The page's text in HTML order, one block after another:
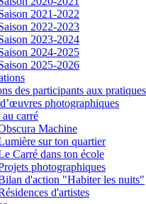
2021-2022
2022-2023
2023-2024
2024-2025
2025-2026
des participants aux
photographiques
au carré
Machine
sur ton quartier
Carré dans ton école
photographiques
d'action "Habiter les nuits"
d'artistes